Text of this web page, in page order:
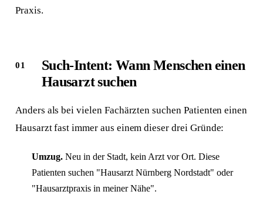
Praxis.
Such-Intent: Wann Menschen einen
Hausarzt suchen
Anders als bei vielen Fachärzten suchen Patienten einen
Hausarzt fast immer aus einem dieser drei Gründe:
Umzug.Neu in der Stadt, kein Arzt vor Ort. Diese
Patienten suchen "Hausarzt Nürnberg Nordstadt" oder
"Hausarztpraxis in meiner Nähe".